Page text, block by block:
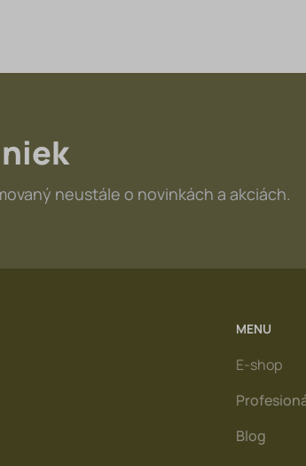
neustále o novinkách a akciách.
MENU
E-shop
Blog